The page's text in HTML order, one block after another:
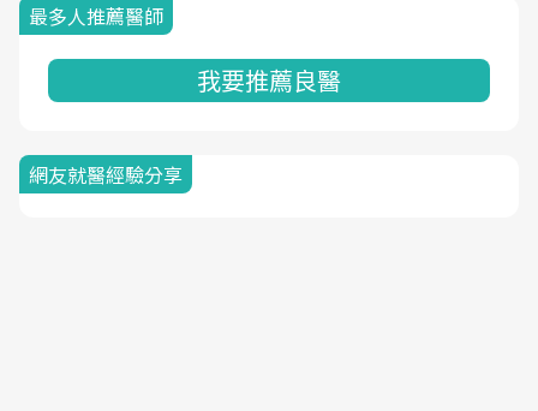
最多人推薦醫師
我要推薦良醫
網友就醫經驗分享